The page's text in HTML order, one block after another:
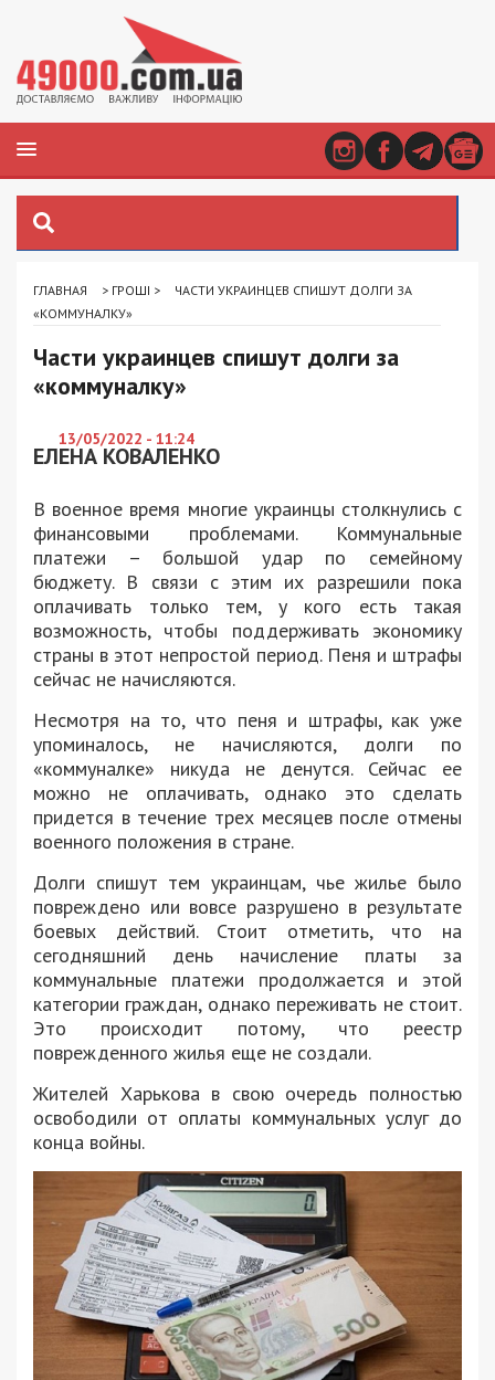
ГЛАВНАЯ > ГРОШІ >
ЧАСТИ УКРАИНЦЕВ СПИШУТ ДОЛГИ ЗА
«КОММУНАЛКУ»
Части украинцев спишут долги за
«коммуналку»
13/05/2022 - 11:24
ЕЛЕНА КОВАЛЕНКО
В военное время многие украинцы столкнулись с
финансовыми проблемами. Коммунальные
платежи – большой удар по семейному
бюджету. В связи с этим их разрешили пока
оплачивать только тем, у кого есть такая
возможность, чтобы поддерживать экономику
страны в этот непростой период. Пеня и штрафы
сейчас не начисляются.
Несмотря на то, что пеня и штрафы, как уже
упоминалось, не начисляются, долги по
«коммуналке» никуда не денутся. Сейчас ее
можно не оплачивать, однако это сделать
придется в течение трех месяцев после отмены
военного положения в стране.
Долги спишут тем украинцам, чье жилье было
повреждено или вовсе разрушено в результате
боевых действий. Стоит отметить, что на
сегодняшний день начисление платы за
коммунальные платежи продолжается и этой
категории граждан, однако переживать не стоит.
Это происходит потому, что реестр
поврежденного жилья еще не создали.
Жителей Харькова в свою очередь полностью
освободили от оплаты коммунальных услуг до
конца войны.